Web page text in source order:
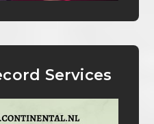
Services